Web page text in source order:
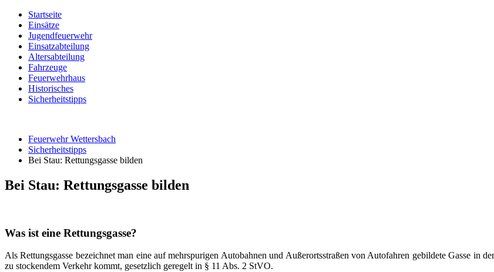
Startseite
Einsätze
Jugendfeuerwehr
Einsatzabteilung
Altersabteilung
Fahrzeuge
Feuerwehrhaus
Historisches
Sicherheitstipps
Feuerwehr Wettersbach
Sicherheitstipps
Bei Stau: Rettungsgasse bilden
Bei Stau: Rettungsgasse bilden
Was ist eine Rettungsgasse?
Als Rettungsgasse bezeichnet man eine auf mehrspurigen Autobahnen und Außerortsstraßen von Autofahren gebildete Gasse in
zu stockendem Verkehr kommt, gesetzlich geregelt in § 11 Abs. 2 StVO.